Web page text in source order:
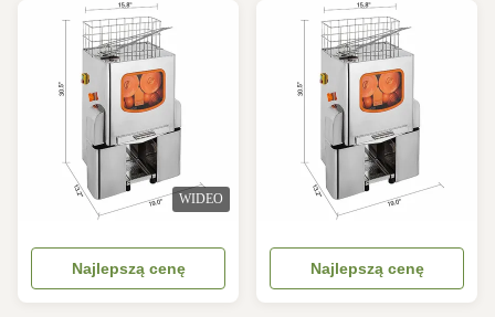
WIDEO
Najlepszą cenę Najlepszą cenę